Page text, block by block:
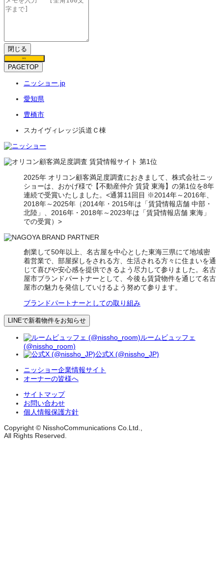
閉じる
保存
PAGETOP
ニッショー.jp
愛知県
豊橋市
スカイヴィレッジ浜道Ｃ棟
2025年 オリコン顧客満足度調査におきまして、株式会社ニッ
ショーは、おかげ様で【不動産仲介 賃貸 東海】の第1位を8年
連続で受賞いたしました。<通算11回目 ※2014年～2016年、
2018年～2025年（2014年・2015年は「賃貸情報店舗 中部・
北陸」、2016年・2018年～2023年は「賃貸情報店舗 東海」
での受賞）>
創業して50年以上、名古屋を中心とした東海三県にて地域密
着営業で、部屋探しをされる方、生活される方々に住まいを通
じて喜びや安心感を提供できるよう尽力して参りました。名古
屋市ブランドパートナーとして、今後も賃貸物件を通じて名古
屋市の魅力を発信していけるよう努めて参ります。
ブランドパートナーとしての取り組み
LINEで新着物件をお知らせ
ルームビュッフェ
(@nissho_room)
公式X (@nissho_JP)
ニッショー企業情報サイト
オーナーの皆様へ
サイトマップ
お問い合わせ
個人情報保護方針
Copyright © NisshoCommunications Co.Ltd.,
All Rights Reserved.